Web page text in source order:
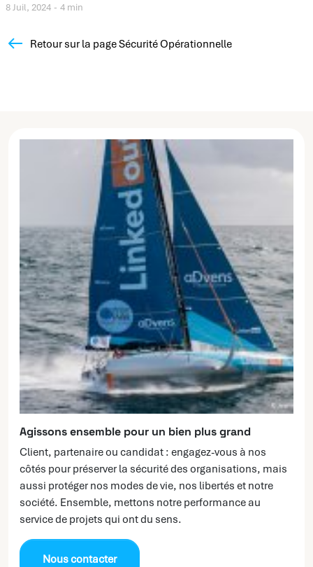
8 Juil, 2024 4 min
Retour sur la page Sécurité Opérationnelle
Agissons ensemble pour un bien plus grand
Client, partenaire ou candidat : engagez-vous à nos
côtés pour préserver la sécurité des organisations, mais
aussi protéger nos modes de vie, nos libertés et notre
société. Ensemble, mettons notre performance au
service de projets qui ont du sens.
Nous contacter